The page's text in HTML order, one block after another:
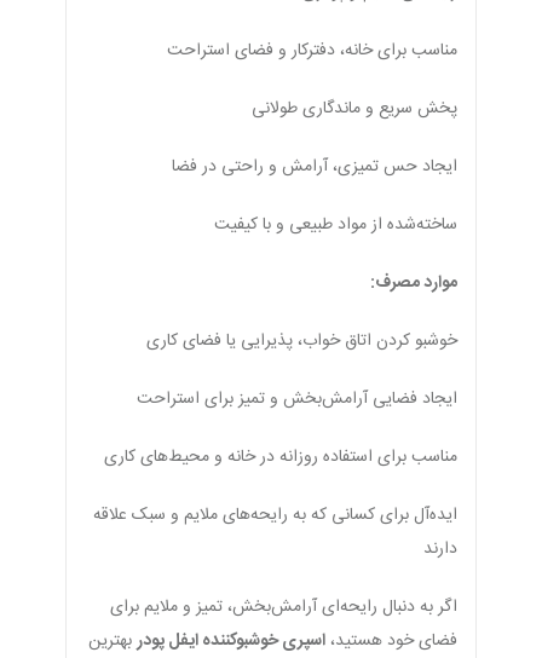
مناسب برای خانه، دفترکار و فضای استراحت
پخش سریع و ماندگاری طولانی
ایجاد حس تمیزی، آرامش و راحتی در فضا
ساخته‌شده از مواد طبیعی و با کیفیت
موارد مصرف:
خوشبو کردن اتاق خواب، پذیرایی یا فضای کاری
ایجاد فضایی آرامش‌بخش و تمیز برای استراحت
مناسب برای استفاده روزانه در خانه و محیط‌های کاری
ایده‌آل برای کسانی که به رایحه‌های ملایم و سبک علاقه
دارند
اگر به دنبال رایحه‌ای آرامش‌بخش، تمیز و ملایم برای
فضای خود هستید، اسپری خوشبوکننده ایفل پودربهترین